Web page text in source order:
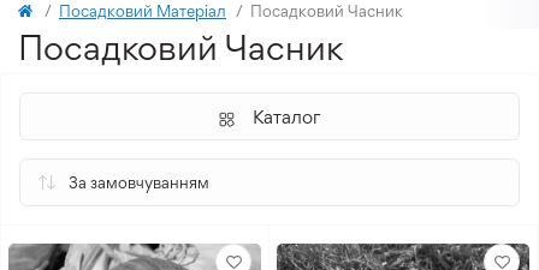
Посадковий Матеріал Посадковий Часник
Посадковий Часник
Каталог